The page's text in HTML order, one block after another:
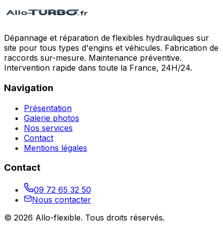
Dépannage et réparation de flexibles hydrauliques sur
site pour tous types d'engins et véhicules. Fabrication de
raccords sur-mesure. Maintenance préventive.
Intervention rapide dans toute la France, 24H/24.
Navigation
Présentation
Galerie photos
Nos services
Contact
Mentions légales
Contact
09 72 65 32 50
Nous contacter
© 2026 Allo-flexible. Tous droits réservés.